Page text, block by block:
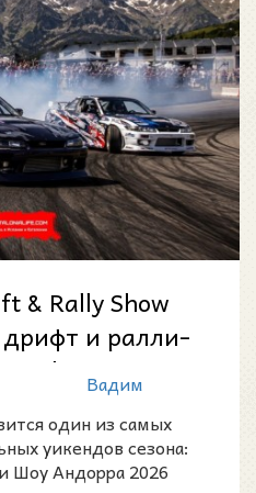
& Rally Show
и ралли-
Andorra — Pas
Вадим
один из самых
уикендов сезона:
Шоу Андорра 2026